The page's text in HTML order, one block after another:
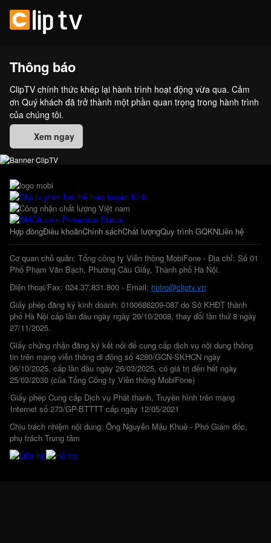
Thông báo
ClipTV chính thức khép lại hành trình hoạt động vừa qua. Cảm
ơn Quý khách đã trở thành một phần quan trọng trong hành trình
của chúng tôi.
Xem ngay
Hợp đồngĐiều khoảnChính sáchChất lượngQuy trình GQKNLiên hệ
Cơ quan chủ quản: Tổng công ty Viễn thông MobiFone - Địa chỉ: Số 01
Phố Phạm Văn Bạch, Phường Cầu Giấy, Thành phố Hà Nội.
Điện thoại/Fax: 024.37.831.800 - Email: hotro@cliptv.vn
Giấy phép đăng ký kinh doanh: 0100686209-087 do Sở KHĐT thành
phố Hà Nội cấp lần đầu ngày ngày 29/10/2008, thay đổi lần thứ 8 ngày
27/11/2025.
Giấy chứng nhận đăng ký kết nối để cung cấp dịch vụ nội dung thông
tin trên mạng viễn thông di động số 4280/GCN-SKHCN ngày
06/10/2025, cấp lần đầu ngày 26/03/2025, có giá trị đến hết ngày
25/03/2030 (của Tổng Công ty Viễn thông MobiFone)
Giấy phép Cung cấp Dịch vụ Phát thanh, Truyền hình trên mạng
Internet số 273/GP-BTTTT cấp ngày 12/05/2021
Chịu trách nhiệm nội dung: Ông Nguyễn Mậu Khuê - Phó Giám đốc,
phụ trách Trung tâm